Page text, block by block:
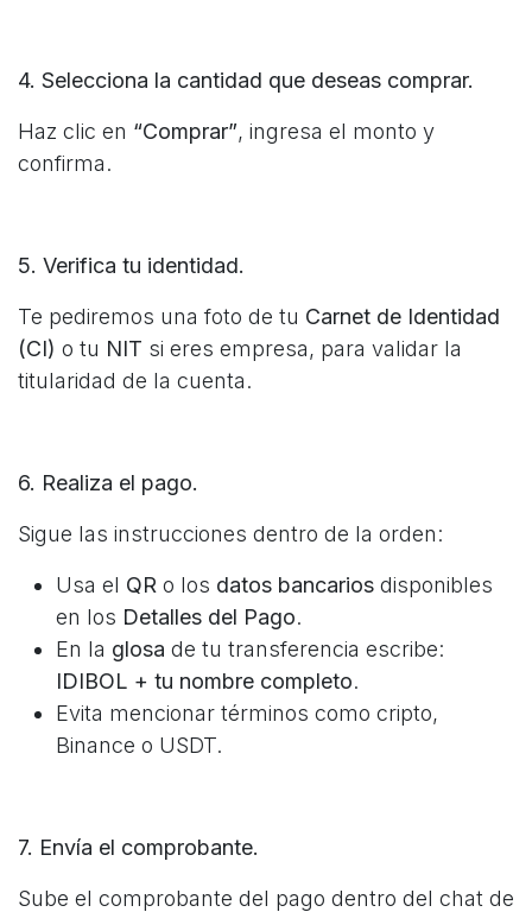
4. Selecciona la cantidad que deseas comprar.
Haz clic en “Comprar”, ingresa el monto y
confirma.
5. Verifica tu identidad.
Te pediremos una foto de tu Carnet de Identidad
(CI) o tu NIT si eres empresa, para validar la
titularidad de la cuenta.
6. Realiza el pago.
Sigue las instrucciones dentro de la orden:
Usa el QR o los datos bancarios disponibles
en los Detalles del Pago.
En la glosa de tu transferencia escribe:
IDIBOL + tu nombre completo.
Evita mencionar términos como cripto,
Binance o USDT.
7. Envía el comprobante.
Sube el comprobante del pago dentro del chat de